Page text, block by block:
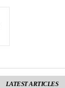
LATEST ARTICLES